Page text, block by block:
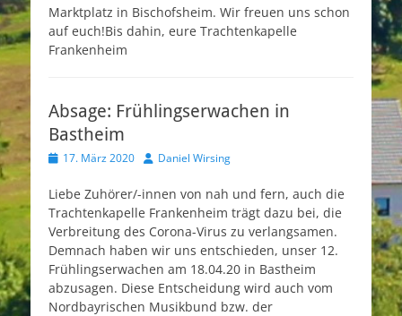
Marktplatz in Bischofsheim. Wir freuen uns schon
auf euch!Bis dahin, eure Trachtenkapelle
Frankenheim
Absage: Frühlingserwachen in
Bastheim
Veröffentlicht
17. März 2020 AutorDaniel Wirsing
Liebe Zuhörer/-innen von nah und fern, auch die
Trachtenkapelle Frankenheim trägt dazu bei, die
Verbreitung des Corona-Virus zu verlangsamen.
Demnach haben wir uns entschieden, unser 12.
Frühlingserwachen am 18.04.20 in Bastheim
abzusagen. Diese Entscheidung wird auch vom
Nordbayrischen Musikbund bzw. der